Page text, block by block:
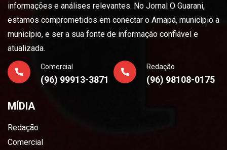
informações e análises relevantes. No Jornal O Guarani,
estamos comprometidos em conectar o Amapá, município a
município, e ser a sua fonte de informação confiável e
atualizada.
Comercial
(96) 99913-3871
Redação
(96) 98108-0175
MÍDIA
Redação
Comercial